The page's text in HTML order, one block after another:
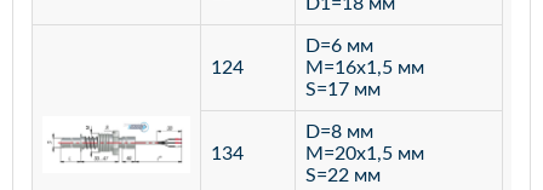
D1=18 мм
124
D=6 мм
M=16х1,5 мм
S=17 мм
134
D=8 мм
M=20х1,5 мм
S=22 мм